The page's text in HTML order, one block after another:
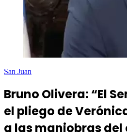
San Juan
Bruno Olivera: “El
el pliego de
a las maniobras